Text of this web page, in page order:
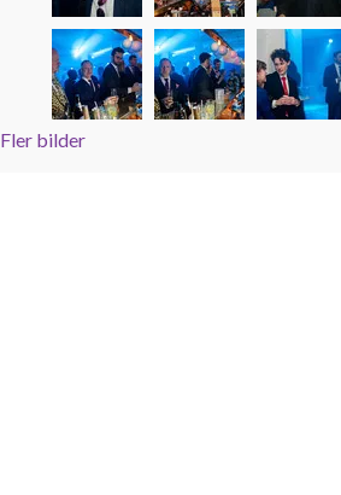
Fler bilder